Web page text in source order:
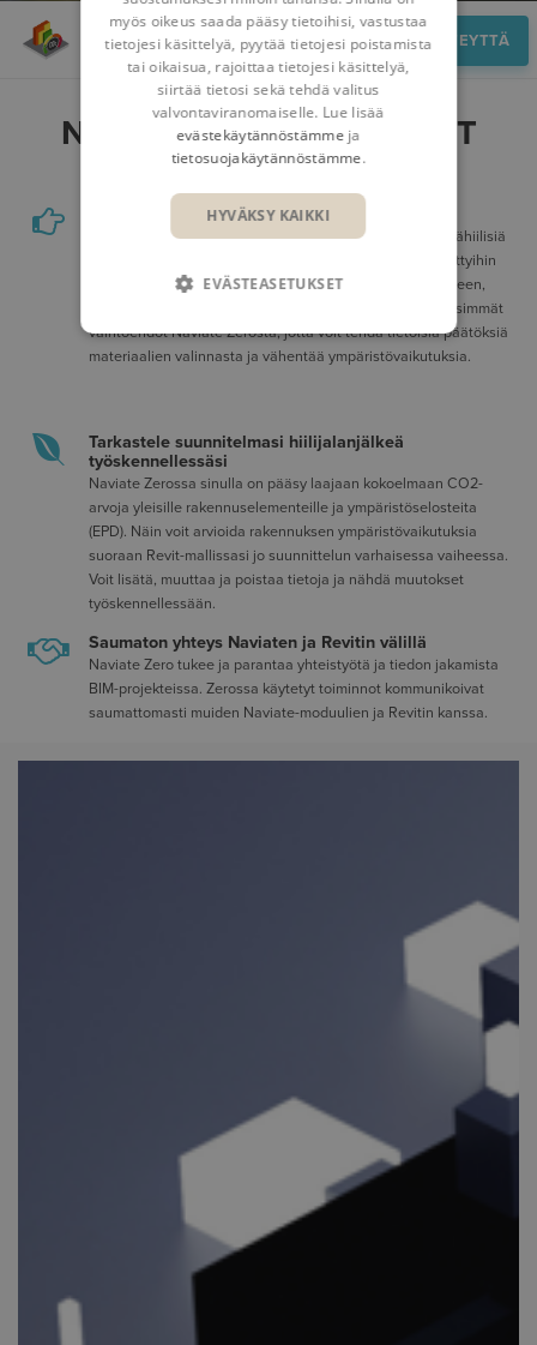
Hyödyt OTA YHTEYTTÄ
NAVIATE ZERON HYÖDYT
Optimoi hiilijalanjälki
Pienennä suunnitelmasi hiilijalanjälkeä valitsemalla vähähiilisiä
materiaaleja. Pääset valitsemasi maan ja alueen päivitettyihin
ympäristöselosteisiin (EPD) ja arvoihin. Lajittele tietolähteen,
luokkien ja yksiköiden mukaan. Valitse helposti vähähiilisimmät
vaihtoehdot Naviate Zerosta, jotta voit tehdä tietoisia päätöksiä
materiaalien valinnasta ja vähentää ympäristövaikutuksia.
Tarkastele suunnitelmasi hiilijalanjälkeä
työskennellessäsi
Naviate Zerossa sinulla on pääsy laajaan kokoelmaan CO2-
arvoja yleisille rakennuselementeille ja ympäristöselosteita
(EPD). Näin voit arvioida rakennuksen ympäristövaikutuksia
suoraan Revit-mallissasi jo suunnittelun varhaisessa vaiheessa.
Voit lisätä, muuttaa ja poistaa tietoja ja nähdä muutokset
työskennellessään.
Saumaton yhteys Naviaten ja Revitin välillä
Naviate Zero tukee ja parantaa yhteistyötä ja tiedon jakamista
BIM-projekteissa. Zerossa käytetyt toiminnot kommunikoivat
saumattomasti muiden Naviate-moduulien ja Revitin kanssa.
myös oikeus saada pääsy tietoihisi, vastustaa
tietojesi käsittelyä, pyytää tietojesi poistamista
tai oikaisua, rajoittaa tietojesi käsittelyä,
siirtää tietosi sekä tehdä valitus
valvontaviranomaiselle. Lue lisää
evästekäytännöstämme ja
tietosuojakäytännöstämme.
HYVÄKSY KAIKKI
EVÄSTEASETUKSET